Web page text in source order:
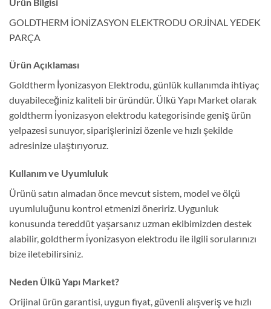
GOLDTHERM İONİZASYON ELEKTRODU ORJİNAL YEDEK
PARÇA
Ürün Açıklaması
Goldtherm İyonizasyon Elektrodu, günlük kullanımda ihtiyaç
duyabileceğiniz kaliteli bir üründür. Ülkü Yapı Market olarak
goldtherm i̇yonizasyon elektrodu kategorisinde geniş ürün
yelpazesi sunuyor, siparişlerinizi özenle ve hızlı şekilde
adresinize ulaştırıyoruz.
Kullanım ve Uyumluluk
Ürünü satın almadan önce mevcut sistem, model ve ölçü
uyumluluğunu kontrol etmenizi öneririz. Uygunluk
konusunda tereddüt yaşarsanız uzman ekibimizden destek
alabilir, goldtherm i̇yonizasyon elektrodu ile ilgili sorularınızı
bize iletebilirsiniz.
Neden Ülkü Yapı Market?
Orijinal ürün garantisi, uygun fiyat, güvenli alışveriş ve hızlı